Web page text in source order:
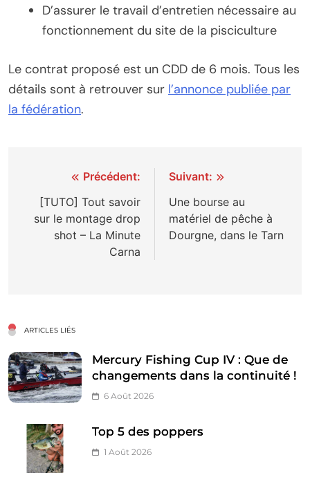
D’assurer le travail d’entretien nécessaire au
fonctionnement du site de la pisciculture
Le contrat proposé est un CDD de 6 mois. Tous les
détails sont à retrouver sur l’annonce publiée par
la fédération.
Navigation
de
l’article
Précédent:
[TUTO] Tout savoir
sur le montage drop
shot – La Minute
Carna
Suivant:
Une bourse au
matériel de pêche à
Dourgne, dans le Tarn
ARTICLES LIÉS
Mercury Fishing Cup IV : Que de
changements dans la continuité !
6 Août 2026
Top 5 des poppers
1 Août 2026